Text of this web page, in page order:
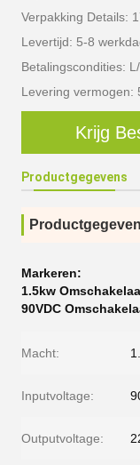
Verpakking Details:
Levertijd: 5-8
Betalingscondities:
Levering vermogen:
Krijg
Productgegevens
Markeren:
1.5kw
90VDC
Macht:
Inputvoltage:
Outputvoltage: